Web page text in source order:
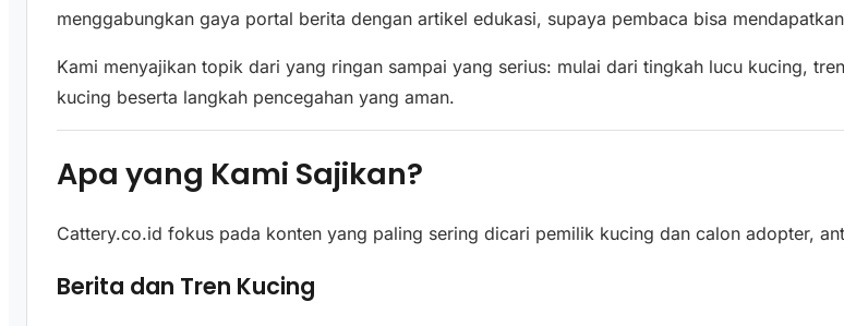
menggabungkan gaya portal berita dengan artikel edukasi, supaya pembaca bisa
Kami menyajikan topik dari yang ringan sampai yang serius: mulai dari tingkah lucu kucing,
kucing beserta langkah pencegahan yang aman.
Apa yang Kami Sajikan?
Cattery.co.id fokus pada konten yang paling sering dicari pemilik kucing dan calon adopter,
Berita dan Tren Kucing